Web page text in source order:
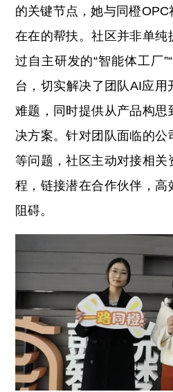
的关键节点，她与同橙
在在的帮扶。社区并非单纯
过自主研发的“智能体工厂”“
台，切实解决了团队AI应用
难题，同时提供从产品构思
决方案。针对团队面临的公
等问题，社区主动对接相关
程，链接潜在合作伙伴，高
阻碍。